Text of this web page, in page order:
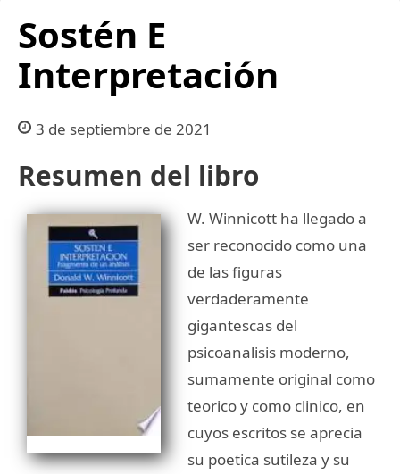
Sostén E
Interpretación
3 de septiembre de 2021
Resumen del libro
W. Winnicott ha llegado a
ser reconocido como una
de las figuras
verdaderamente
gigantescas del
psicoanalisis moderno,
sumamente original como
teorico y como clinico, en
cuyos escritos se aprecia
su poetica sutileza y su